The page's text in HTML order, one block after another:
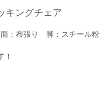
キングチェア
：布張り 脚：スチール粉
！